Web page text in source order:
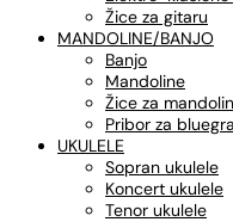
Žice za gitaru
MANDOLINE/BANJO
Banjo
Mandoline
Žice za
Pribor za
UKULELE
Sopran ukulele
Koncert ukulele
Tenor ukulele